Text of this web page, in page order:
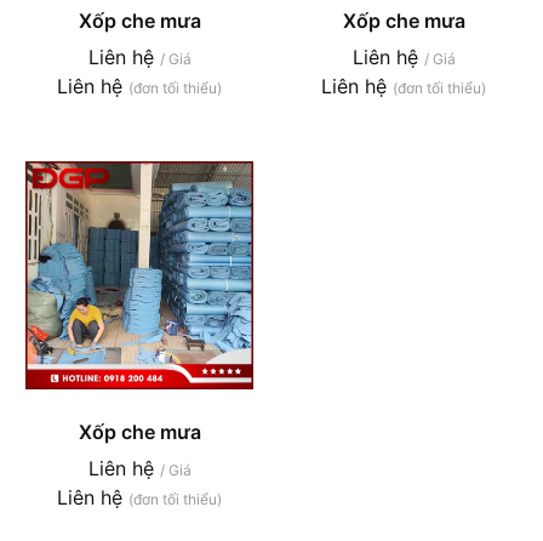
Xốp che mưa
Liên hệ / Giá
Liên hệ (đơn tối thiểu)
Xốp che mưa
Liên hệ / Giá
Liên hệ (đơn tối thiểu)
Xốp che mưa
Liên hệ / Giá
Liên hệ (đơn tối thiểu)